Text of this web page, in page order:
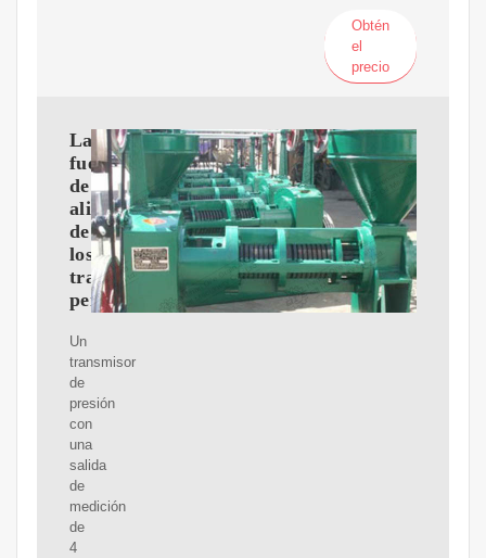
Obtén
el
precio
Las
fuentes
de
alimentación
de
los
transmisores
permiten
Un
transmisor
de
presión
con
una
salida
de
medición
de
4